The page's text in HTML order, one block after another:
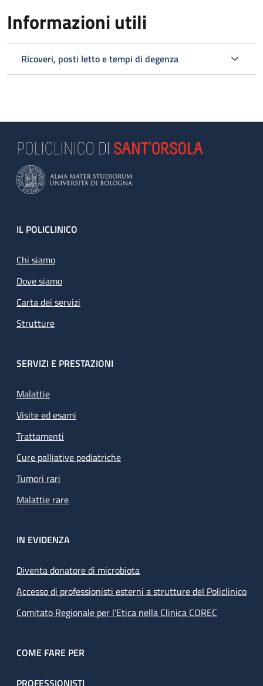
Informazioni utili
Ricoveri, posti letto e tempi di degenza
Footer
IL POLICLINICO
Chi siamo
Dove siamo
Carta dei servizi
Strutture
SERVIZI E PRESTAZIONI
Malattie
Visite ed esami
Trattamenti
Cure palliative pediatriche
Tumori rari
Malattie rare
IN EVIDENZA
Diventa donatore di microbiota
Accesso di professionisti esterni a strutture del Policlinico
Comitato Regionale per l’Etica nella Clinica COREC
COME FARE PER
PROFESSIONISTI